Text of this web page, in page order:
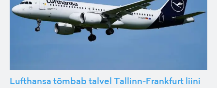
Lufthansa tõmbab talvel Tallinn-Frankfurt liini